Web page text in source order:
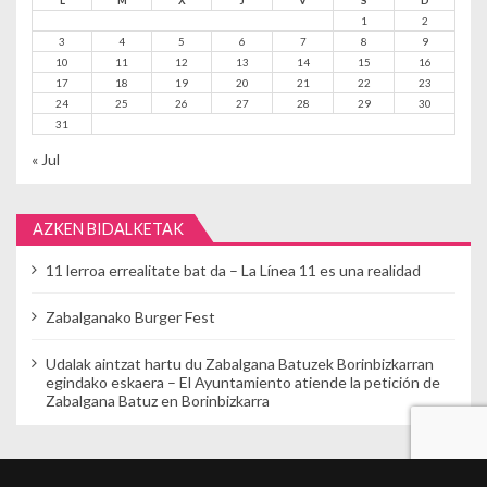
1
2
3
4 5 6 7 8
9
10
11 12 13 14 15
16
17
18 19 20 21 22
23
24
25 26 27 28 29
30
31
« Jul
AZKEN BIDALKETAK
11 lerroa errealitate bat da – La Línea 11 es una realidad
Zabalganako Burger Fest
Udalak aintzat hartu du Zabalgana Batuzek Borinbizkarran
egindako eskaera – El Ayuntamiento atiende la petición de
Zabalgana Batuz en Borinbizkarra